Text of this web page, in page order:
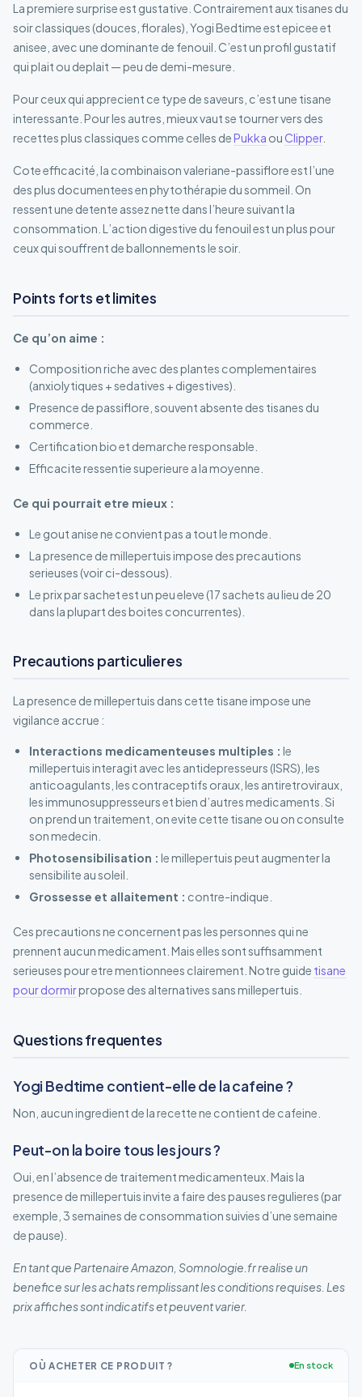
La premiere surprise est gustative. Contrairement aux tisanes du
soir classiques (douces, florales), Yogi Bedtime est epicee et
anisee, avec une dominante de fenouil. C’est un profil gustatif
qui plait ou deplait — peu de demi-mesure.
Pour ceux qui apprecient ce type de saveurs, c’est une tisane
interessante. Pour les autres, mieux vaut se tourner vers des
recettes plus classiques comme celles dePukka ou Clipper.
Cote efficacité, la combinaison valeriane-passiflore est l’une
des plus documentees en phytothérapie du sommeil. On
ressent une detente assez nette dans l’heure suivant la
consommation. L’action digestive du fenouil est un plus pour
ceux qui souffrent de ballonnements le soir.
Points forts et limites
Ce qu’on aime :
Composition riche avec des plantes complementaires
(anxiolytiques + sedatives + digestives).
Presence de passiflore, souvent absente des tisanes du
commerce.
Certification bio et demarche responsable.
Efficacite ressentie superieure a la moyenne.
Ce qui pourrait etre mieux :
Le gout anise ne convient pas a tout le monde.
La presence de millepertuis impose des precautions
serieuses (voir ci-dessous).
Le prix par sachet est un peu eleve (17 sachets au lieu de 20
dans la plupart des boites concurrentes).
Precautions particulieres
La presence de millepertuis dans cette tisane impose une
vigilance accrue :
Interactions medicamenteuses multiples : le
millepertuis interagit avec les antidepresseurs (ISRS), les
anticoagulants, les contraceptifs oraux, les antiretroviraux,
les immunosuppresseurs et bien d’autres medicaments. Si
on prend un traitement, on evite cette tisane ou on consulte
son medecin.
Photosensibilisation : le millepertuis peut augmenter la
sensibilite au soleil.
Grossesse et allaitement : contre-indique.
Ces precautions ne concernent pas les personnes qui ne
prennent aucun medicament. Mais elles sont suffisamment
serieuses pour etre mentionnees clairement. Notre guide tisane
pour dormirpropose des alternatives sans millepertuis.
Questions frequentes
Yogi Bedtime contient-elle de la cafeine ?
Non, aucun ingredient de la recette ne contient de cafeine.
Peut-on la boire tous les jours ?
Oui, en l’absence de traitement medicamenteux. Mais la
presence de millepertuis invite a faire des pauses regulieres (par
exemple, 3 semaines de consommation suivies d’une semaine
de pause).
En tant que Partenaire Amazon, Somnologie.fr realise un
benefice sur les achats remplissant les conditions requises. Les
prix affiches sont indicatifs et peuvent varier.
OÙ ACHETER CE PRODUIT ? En stock